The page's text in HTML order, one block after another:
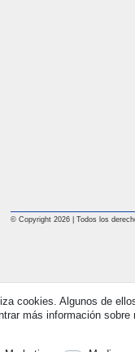
© Copyright 2026 | Todos los
cookies. Algunos de
más información